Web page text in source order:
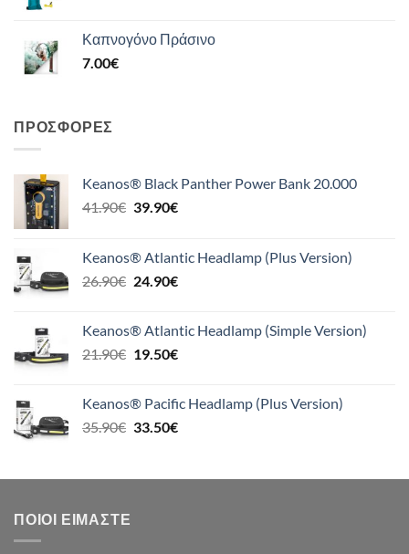
Καπνογόνο Πράσινο
7.00€
ΠΡΟΣΦΟΡΈΣ
Keanos® Black Panther Power Bank 20.000
41.90€ Original
41.90€.
39.90€Η
είναι:
39.90€.
Keanos® Atlantic Headlamp (Plus Version)
26.90€ Original
26.90€.
24.90€Η
είναι:
24.90€.
Keanos® Atlantic Headlamp (Simple Version)
21.90€ Original
21.90€.
19.50€Η
είναι:
19.50€.
Keanos® Pacific Headlamp (Plus Version)
35.90€ Original
35.90€.
33.50€Η
είναι:
ΠΟΙΟΙ ΕΊΜΑΣΤΕ